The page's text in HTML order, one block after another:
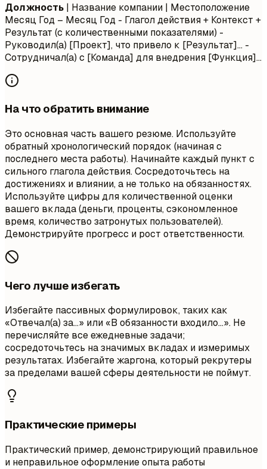
Должность | Название компании | Местоположение
Месяц Год – Месяц Год - Глагол действия + Контекст +
Результат (с количественными показателями) -
Руководил(а) [Проект], что привело к [Результат]... -
Сотрудничал(а) с [Команда] для внедрения [Функция]...
На что обратить внимание
Это основная часть вашего резюме. Используйте
обратный хронологический порядок (начиная с
последнего места работы). Начинайте каждый пункт с
сильного глагола действия. Сосредоточьтесь на
достижениях и влиянии, а не только на обязанностях.
Используйте цифры для количественной оценки
вашего вклада (деньги, проценты, сэкономленное
время, количество затронутых пользователей).
Демонстрируйте прогресс и рост ответственности.
Чего лучше избегать
Избегайте пассивных формулировок, таких как
«Отвечал(а) за...» или «В обязанности входило...». Не
перечисляйте все ежедневные задачи;
сосредоточьтесь на значимых вкладах и измеримых
результатах. Избегайте жаргона, который рекрутеры
за пределами вашей сферы деятельности не поймут.
Практические примеры
Практический пример, демонстрирующий правильное
и неправильное оформление опыта работы